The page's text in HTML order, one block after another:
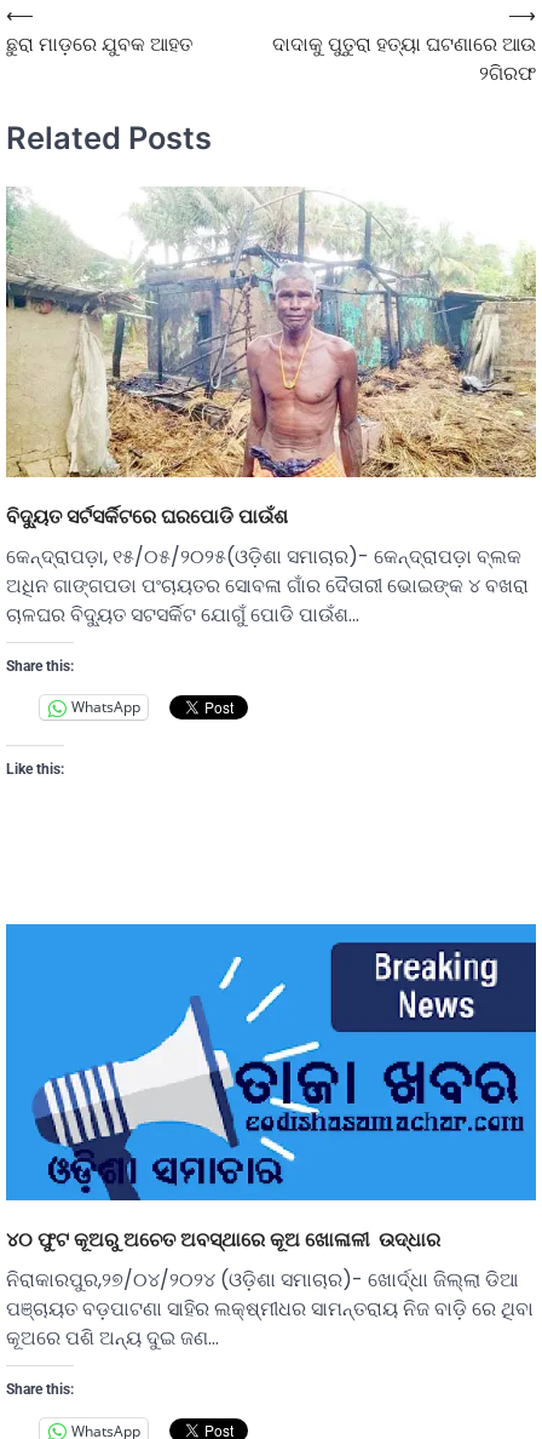
⟵
ଛୁରା ମାଡ଼ରେ ଯୁବକ ଆହତ
ଦାଦାକୁ ପୁତୁରା ହତ୍ୟା ଘଟଣାରେ ଆଉ
୨ଗିରଫ
⟶
Related Posts
ବିଦୁ୍ୟତ ସର୍ଟସର୍କିଟରେ ଘରପୋଡି ପାଉଁଶ
କେନ୍ଦ୍ରାପଡ଼ା, ୧୫/୦୫/୨୦୨୫(ଓଡ଼ିଶା ସମାଚାର)- କେନ୍ଦ୍ରାପଡ଼ା ବ୍ଲକ
ଅଧିନ ଗାଙ୍ଗପଡା ପଂଚାୟତର ସୋବଳା ଗାଁର ଦୈତାରୀ ଭୋଇଙ୍କ ୪ ବଖରା
ଚାଳଘର ବିଦ୍ୟୁତ ସଟସର୍କିଟ ଯୋଗୁଁ ପୋଡି ପାଉଁଶ…
Share this:
WhatsApp
Like this:
୪୦ ଫୁଟ କୂଅରୁ ଅଚେତ ଅବସ୍ଥାରେ କୂଅ ଖୋଳାଳୀ ଉଦ୍ଧାର
ନିରାକାରପୁର,୨୭/୦୪/୨୦୨୪ (ଓଡ଼ିଶା ସମାଚାର)- ଖୋର୍ଦ୍ଧା ଜିଲ୍ଲା ଡିଆ
ପଞ୍ଚାୟତ ବଡ଼ପାଟଣା ସାହିର ଲକ୍ଷ୍ମୀଧର ସାମନ୍ତରାୟ ନିଜ ବାଡ଼ି ରେ ଥିବା
କୂଅରେ ପଶି ଅନ୍ୟ ଦୁଇ ଜଣ…
Share this:
WhatsApp